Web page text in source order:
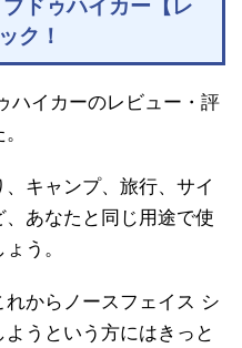
ドゥハイカー【レ
ク！
ハイカーのレビュー・評
、キャンプ、旅行、サイ
あなたと同じ用途で使
う。
からノースフェイス シ
うという方にはきっと